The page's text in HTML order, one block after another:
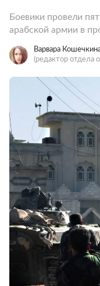
Боевики провели
арабской армии в
Варвара
(редактор отдела